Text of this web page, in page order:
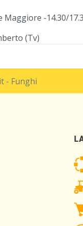
Maggiore -14.30/
(Tv)
- Funghi